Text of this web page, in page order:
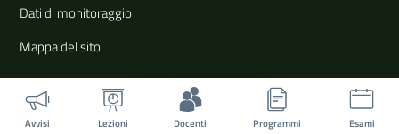
Avvisi Lezioni Docenti Programmi Esami
Dati di monitoraggio
Mappa del sito